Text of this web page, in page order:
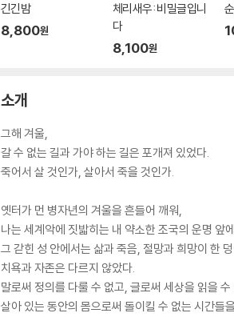
긴긴밤
8,800원
체리새우: 비밀글입니
다
8,100원
소개
그해 겨울,
갈 수 없는 길과 가야 하는 길은 포개져 있었다.
죽어서 살 것인가, 살아서 죽을 것인가.
옛터가 먼 병자년의 겨울을 흔들어 깨워,
나는 세계악에 짓밟히는 내 약소한 조국의 운명 앞
그 갇힌 성 안에서는 삶과 죽음, 절망과 희망이 한
치욕과 자존은 다르지 않았다.
말로써 정의를 다룰 수 없고, 글로써 세상을 읽을 수
살아 있는 동안의 몸으로써 돌이킬 수 없는 시간들